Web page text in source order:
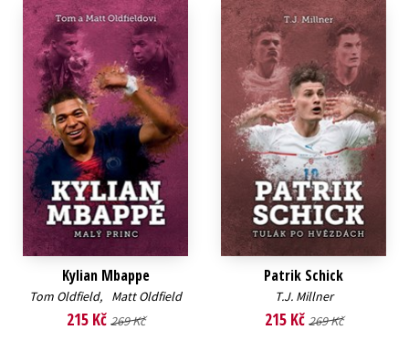
Kylian Mbappe
Tom Oldfield, Matt Oldfield
215 Kč 269 Kč
Patrik Schick
T.J. Millner
215 Kč 269 Kč